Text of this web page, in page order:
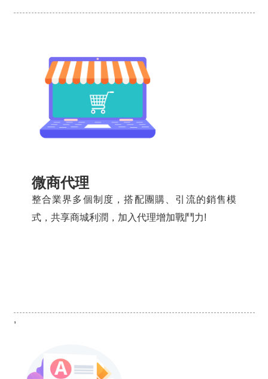
微商代理
整合業界多個制度，搭配團購、引流的銷售模
式，共享商城利潤，加入代理增加戰鬥力!
,